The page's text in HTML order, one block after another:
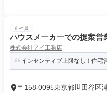
正社員
ハウスメーカーでの提案営
株式会社アイ工務店
インセンティブ上限なし！住
〒158-0095東京都世田谷区